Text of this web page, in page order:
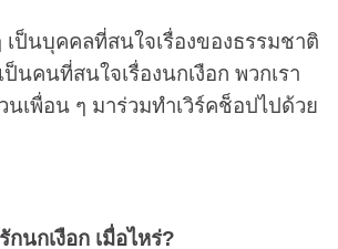
เป็นบุคคลที่สนใจเรื่องของธรรมชาติ
นคนที่สนใจเรื่องนกเงือก พวกเรา
เพื่อน ๆ มาร่วมทำเวิร์คช็อปไปด้วย
กนกเงือก เมื่อไหร่?